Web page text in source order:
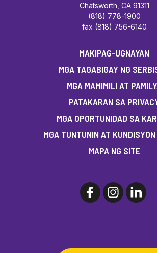
Chatsworth, CA 91311
(818) 778-1900
fax (818) 756-6140
MAKIPAG-UGNAYAN
MGA TAGABIGAY NG
MGA MAMIMILI AT
PATAKARAN SA
MGA OPORTUNIDAD SA
MGA TUNTUNIN AT
MAPA NG SITE